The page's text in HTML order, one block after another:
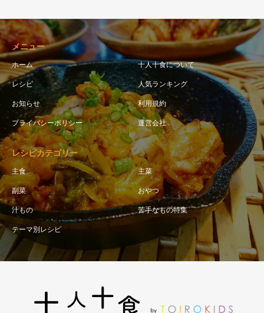
メニュー
ホーム 十人十食について
レシピ 人気ランキング
お知らせ 利用規約
プライバシーポリシー 運営会社
レシピカテゴリー
主食 主菜
副菜 おやつ
汁もの 苦手なもの特集
テーマ別レシピ